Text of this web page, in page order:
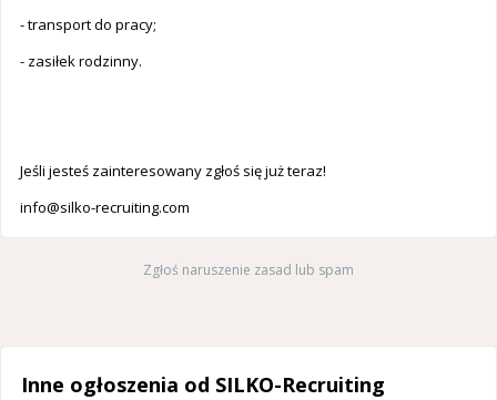
- transport do pracy;
- zasiłek rodzinny.
Jeśli jesteś zainteresowany zgłoś się już teraz!
info@silko-recruiting.com
Zgłoś naruszenie zasad lub spam
Inne ogłoszenia od SILKO-Recruiting